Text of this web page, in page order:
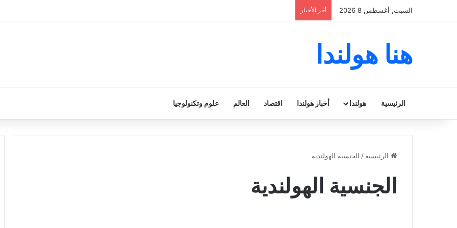
السبت, أغسطس 8 2026 أخر الأخبار
هنا هولندا
الرئيسية هولندا أخبار هولندا اقتصاد العالم علوم وتكنولوجيا
الرئيسية / الجنسية الهولندية
الجنسية الهولندية